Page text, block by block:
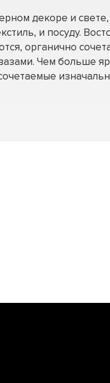
декоре и
и посуду.
органично
Чем больше